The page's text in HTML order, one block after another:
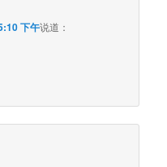
下午说道：